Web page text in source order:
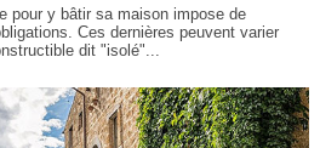
pour y bâtir sa maison impose de
Ces dernières peuvent varier
dit "isolé"...